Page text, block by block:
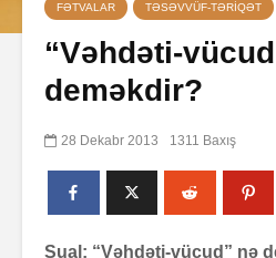
FƏTVALAR TƏSƏVVÜF-TƏRIQƏT
“Vəhdəti-
deməkdir?
28 Dekabr 2013 1311 Baxış
Sual: “Vəhdəti-vücud” nə